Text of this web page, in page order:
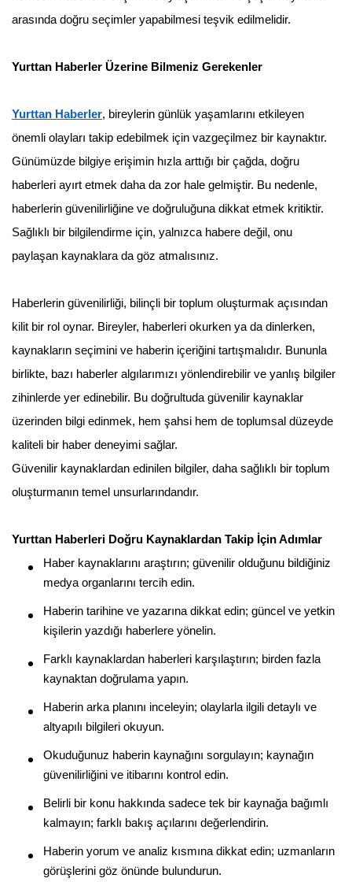
arasında doğru seçimler yapabilmesi teşvik edilmelidir.
Yurttan Haberler Üzerine Bilmeniz Gerekenler
Yurttan Haberler, bireylerin günlük yaşamlarını etkileyen
önemli olayları takip edebilmek için vazgeçilmez bir kaynaktır.
Günümüzde bilgiye erişimin hızla arttığı bir çağda, doğru
haberleri ayırt etmek daha da zor hale gelmiştir. Bu nedenle,
haberlerin güvenilirliğine ve doğruluğuna dikkat etmek kritiktir.
Sağlıklı bir bilgilendirme için, yalnızca habere değil, onu
paylaşan kaynaklara da göz atmalısınız.
Haberlerin güvenilirliği, bilinçli bir toplum oluşturmak açısından
kilit bir rol oynar. Bireyler, haberleri okurken ya da dinlerken,
kaynakların seçimini ve haberin içeriğini tartışmalıdır. Bununla
birlikte, bazı haberler algılarımızı yönlendirebilir ve yanlış bilgiler
zihinlerde yer edinebilir. Bu doğrultuda güvenilir kaynaklar
üzerinden bilgi edinmek, hem şahsi hem de toplumsal düzeyde
kaliteli bir haber deneyimi sağlar.
Güvenilir kaynaklardan edinilen bilgiler, daha sağlıklı bir toplum
oluşturmanın temel unsurlarındandır.
Yurttan Haberleri Doğru Kaynaklardan Takip İçin Adımlar
Haber kaynaklarını araştırın; güvenilir olduğunu bildiğiniz
medya organlarını tercih edin.
Haberin tarihine ve yazarına dikkat edin; güncel ve yetkin
kişilerin yazdığı haberlere yönelin.
Farklı kaynaklardan haberleri karşılaştırın; birden fazla
kaynaktan doğrulama yapın.
Haberin arka planını inceleyin; olaylarla ilgili detaylı ve
altyapılı bilgileri okuyun.
Okuduğunuz haberin kaynağını sorgulayın; kaynağın
güvenilirliğini ve itibarını kontrol edin.
Belirli bir konu hakkında sadece tek bir kaynağa bağımlı
kalmayın; farklı bakış açılarını değerlendirin.
Haberin yorum ve analiz kısmına dikkat edin; uzmanların
görüşlerini göz önünde bulundurun.